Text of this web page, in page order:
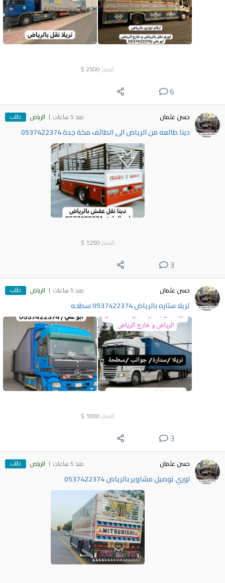
السعر 2500
$
6
حسن عثمان منذ 5 ساعات الرياض طلب
دينا طالعه من الرياض الى الطائف مكة جدة 0537422374
السعر 1250
$
3
حسن عثمان منذ 5 ساعات الرياض طلب
تريلا ستاره بالرياض 0537422374 سطحه
السعر 1000
$
3
حسن عثمان منذ 5 ساعات الرياض طلب
لوري توصيل مشاوير بالرياض 0537422374